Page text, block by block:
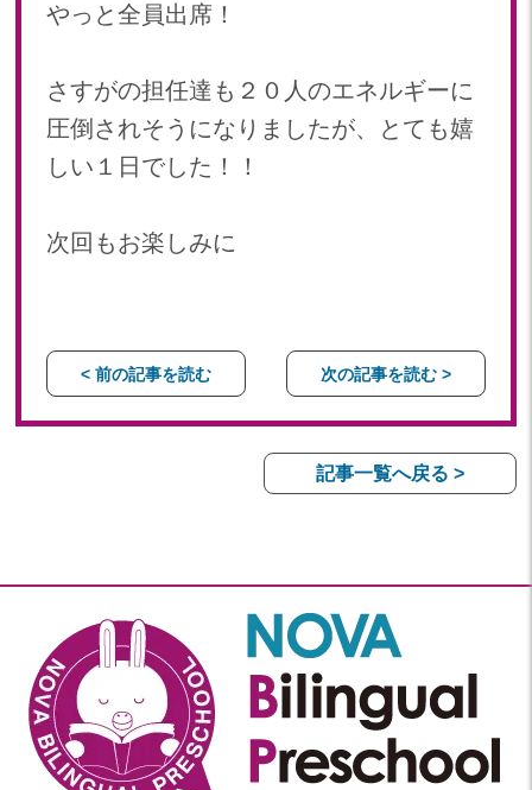
やっと全員出席！
さすがの担任達も２０人のエネルギーに
圧倒されそうになりましたが、とても嬉
しい１日でした！！
次回もお楽しみに
< 前の記事を読む 次の記事を読む >
記事一覧へ戻る >